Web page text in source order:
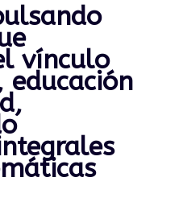
vínculo
educación